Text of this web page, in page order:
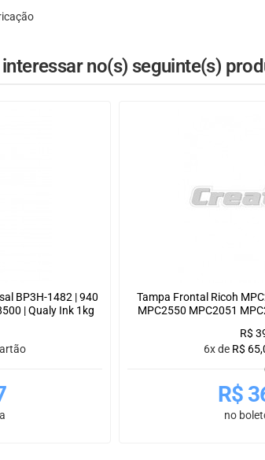
no(s) seguinte(s)
BP3H-1482 | 940
| Qualy Ink 1kg
Tampa Frontal Ricoh
MPC2550 MPC2051
R$
6x de R$
R$
no